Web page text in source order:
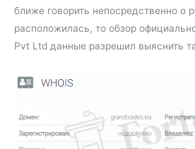
ближе говорить непосредственно о
расположилась, то обзор
Pvt Ltd данные разрешил выяснить